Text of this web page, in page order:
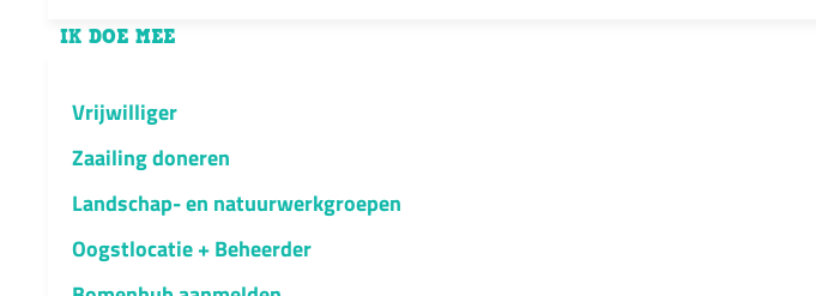
IK DOE MEE
Vrijwilliger
Zaailing doneren
Landschap- en natuurwerkgroepen
Oogstlocatie + Beheerder